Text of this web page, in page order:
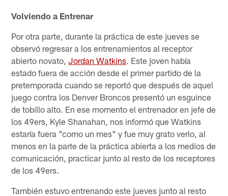
Volviendo a Entrenar
Por otra parte, durante la práctica de este jueves se
observó regresar a los entrenamientos al receptor
abierto novato,Jordan Watkins. Este joven había
estado fuera de acción desde el primer partido de la
pretemporada cuando se reportó que después de aquel
juego contra los Denver Broncos presentó un esguince
de tobillo alto. En ese momento el entrenador en jefe de
los 49ers, Kyle Shanahan, nos informó que Watkins
estaría fuera "como un mes" y fue muy grato verlo, al
menos en la parte de la práctica abierta a los medios de
comunicación, practicar junto al resto de los receptores
de los 49ers.
También estuvo entrenando este jueves junto al resto